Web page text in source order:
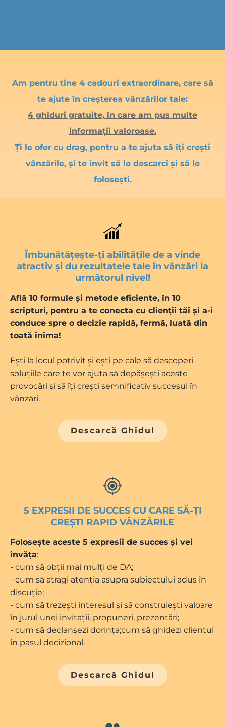
Am pentru tine 4 cadouri extraordinare, care să
te ajute în creșterea vânzărilor tale:
4 ghiduri gratuite, în care am pus multe
informații valoroase.
Ți le ofer cu drag, pentru a te ajuta să îți crești
vânzările, și te invit să le descarci și să le
folosești.
Îmbunătățește-ți abilitățile de a vinde
atractiv și du rezultatele tale în vânzări la
următorul nivel!
Află 10 formule și metode eficiente, în 10
scripturi, pentru a te conecta cu clienții tăi și a-i
conduce spre o decizie rapidă, fermă, luată din
toată inima!
Ești la locul potrivit și ești pe cale să descoperi
soluțiile care te vor ajuta să depășești aceste
provocări și să îți crești semnificativ succesul în
vânzări.
Descarcă Ghidul
5 EXPRESII DE SUCCES CU CARE SĂ-ȚI
CREȘTI RAPID VÂNZĂRILE
Folosește aceste 5 expresii de succes și vei
învăța:
- cum să obții mai mulți de DA;
- cum să atragi atenția asupra subiectului adus în
discuție;
- cum să trezești interesul și să construiești valoare
în jurul unei invitații, propuneri, prezentări;
- cum să declanșezi dorința;cum să ghidezi clientul
în pasul decizional.
Descarcă Ghidul